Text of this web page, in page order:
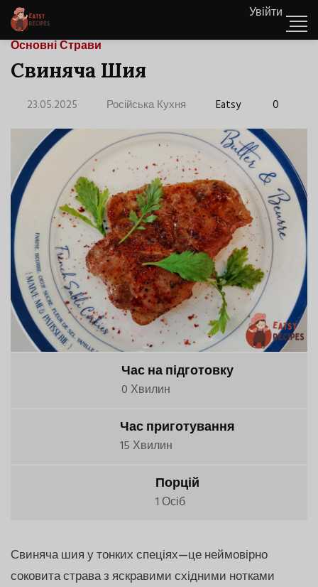
Увійти
Основні Страви
Свиняча Шия
23.05.2025 Російська Кухня Eatsy 0
Час на підготовку
0 Хвилин
Час приготування
15 Хвилин
Порцій
1 Осіб
Свиняча шия у тонких спеціях—це неймовірно
соковита страва з яскравими східними нотками